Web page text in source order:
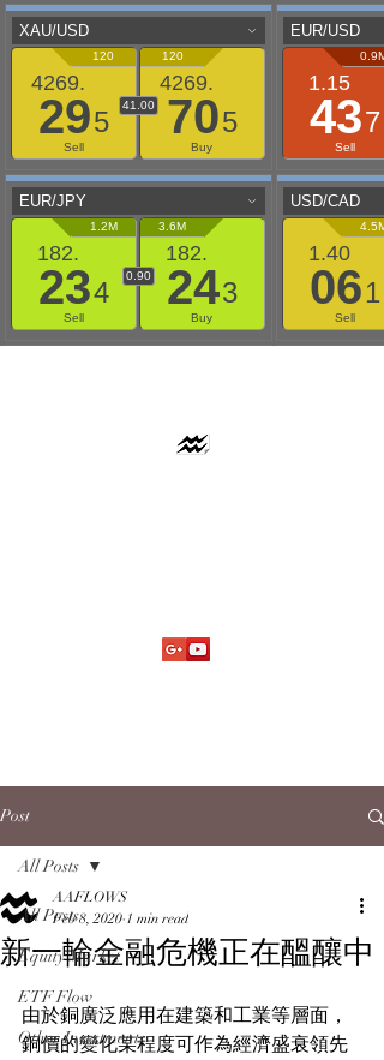
Post
All Posts
Equity Market
ETF Flow
Other Investments
All Posts
新一輪金融危機正在醞釀中
AAFLOWS
Feb 8, 2020 1 min read
由於銅廣泛應用在建築和工業等層面，
銅價的變化某程度可作為經濟盛衰領先